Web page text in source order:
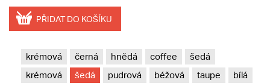
PŘIDAT DO KOŠÍKU
krémová černá hnědá coffee
šedá
krémová
šedá pudrová béžová taupe bílá